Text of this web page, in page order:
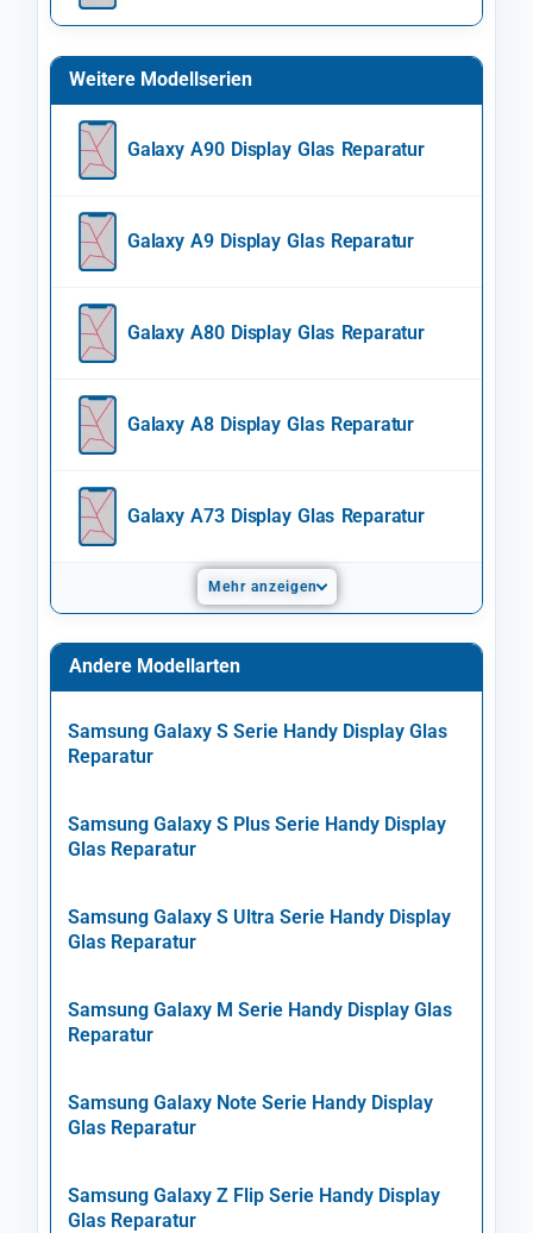
Weitere Modellserien
Galaxy A90 Display Glas Reparatur
Galaxy A9 Display Glas Reparatur
Galaxy A80 Display Glas Reparatur
Galaxy A8 Display Glas Reparatur
Galaxy A73 Display Glas Reparatur
Mehr anzeigen
Andere Modellarten
Samsung Galaxy S Serie Handy Display Glas
Reparatur
Samsung Galaxy S Plus Serie Handy Display
Glas Reparatur
Samsung Galaxy S Ultra Serie Handy Display
Glas Reparatur
Samsung Galaxy M Serie Handy Display Glas
Reparatur
Samsung Galaxy Note Serie Handy Display
Glas Reparatur
Samsung Galaxy Z Flip Serie Handy Display
Glas Reparatur